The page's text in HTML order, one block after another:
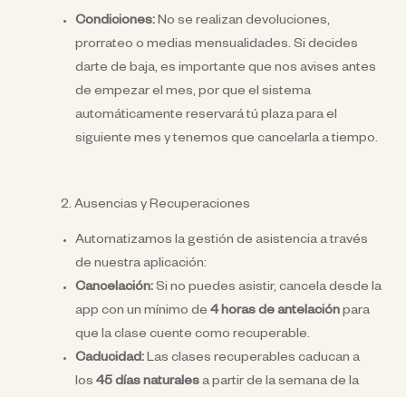
Condiciones: No se realizan devoluciones,
prorrateo o medias mensualidades. Si decides
darte de baja, es importante que nos avises antes
de empezar el mes, por que el sistema
automáticamente reservará tú plaza para el
siguiente mes y tenemos que cancelarla a tiempo.
2. Ausencias y Recuperaciones
Automatizamos la gestión de asistencia a través
de nuestra aplicación:
Cancelación: Si no puedes asistir, cancela desde la
app con un mínimo de 4 horas de antelación para
que la clase cuente como recuperable.
Caducidad: Las clases recuperables caducan a
los 45 días naturales a partir de la semana de la